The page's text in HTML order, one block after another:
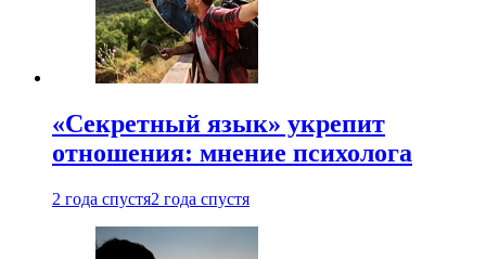
«Секретный язык» укрепит
отношения: мнение психолога
2 года спустя2 года спустя